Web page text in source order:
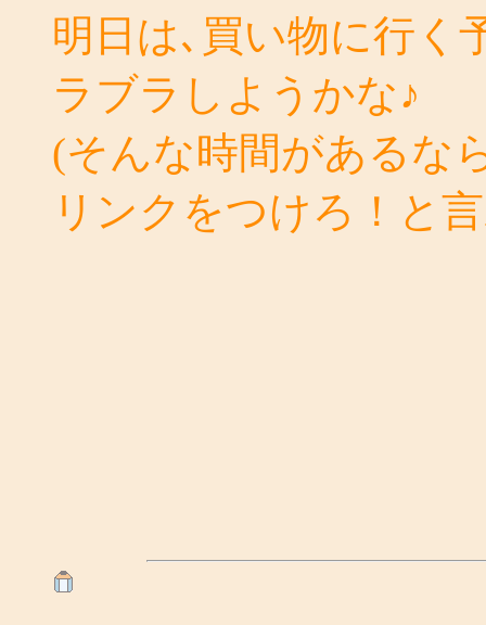
明日は､買い物に行く
ラブラしようかな♪
(そんな時間があるな
リンクをつけろ！と